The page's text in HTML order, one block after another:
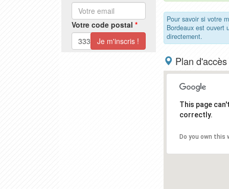
Votre code postal *
Pour savoir si votre
Bordeaux est ouvert
directement.
Plan d'accès
This page
correctly.
Do you own this